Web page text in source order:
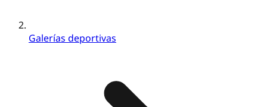
Galerías deportivas